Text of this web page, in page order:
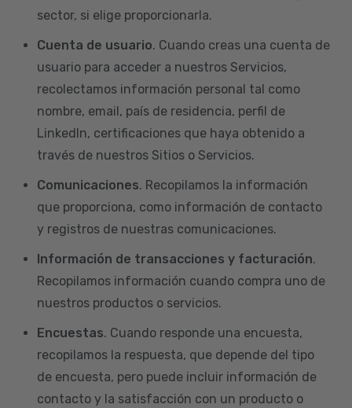
sector, si elige proporcionarla.
Cuenta de usuario. Cuando creas una cuenta de
usuario para acceder a nuestros Servicios,
recolectamos información personal tal como
nombre, email, país de residencia, perfil de
LinkedIn, certificaciones que haya obtenido a
través de nuestros Sitios o Servicios.
Comunicaciones. Recopilamos la información
que proporciona, como información de contacto
y registros de nuestras comunicaciones.
Información de transacciones y facturación.
Recopilamos información cuando compra uno de
nuestros productos o servicios.
Encuestas. Cuando responde una encuesta,
recopilamos la respuesta, que depende del tipo
de encuesta, pero puede incluir información de
contacto y la satisfacción con un producto o